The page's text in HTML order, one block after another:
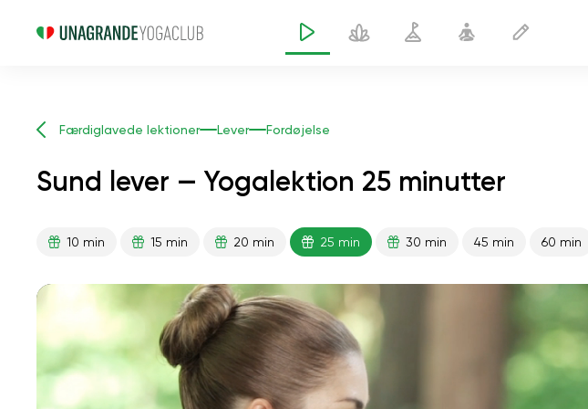
Færdiglavede lektioner Lever Fordøjelse
Sund lever — Yogalektion 25 minutter
10 min 15 min 20 min 25 min 30 min 45 min 60 min